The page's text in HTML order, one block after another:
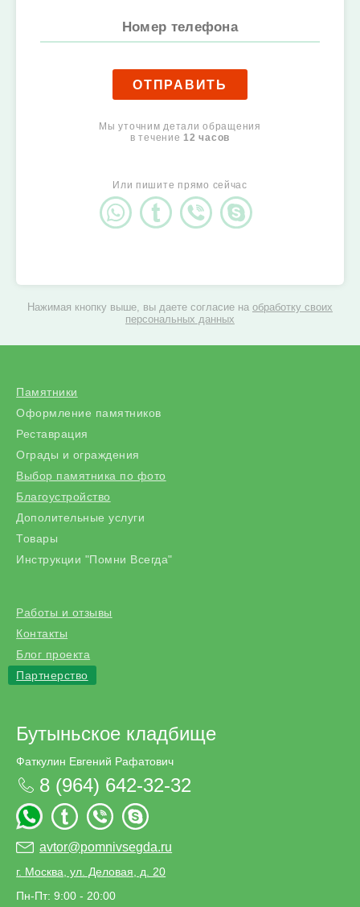
ОТПРАВИТЬ
Мы уточним детали обращения
в течение12 часов
Или пишите прямо сейчас
Нажимая кнопку выше, вы даете согласие на обработку своих
персональных данных
Памятники
Оформление памятников
Реставрация
Ограды и ограждения
Выбор памятника по фото
Благоустройство
Дополительные услуги
Товары
Инструкции "Помни Всегда"
Работы и отзывы
Контакты
Блог проекта
Партнерство
Бутыньское кладбище
Фаткулин Евгений Рафатович
8 (964) 642-32-32
avtor@pomnivsegda.ru
г. Москва, ул. Деловая, д. 20
Пн-Пт: 9:00 - 20:00